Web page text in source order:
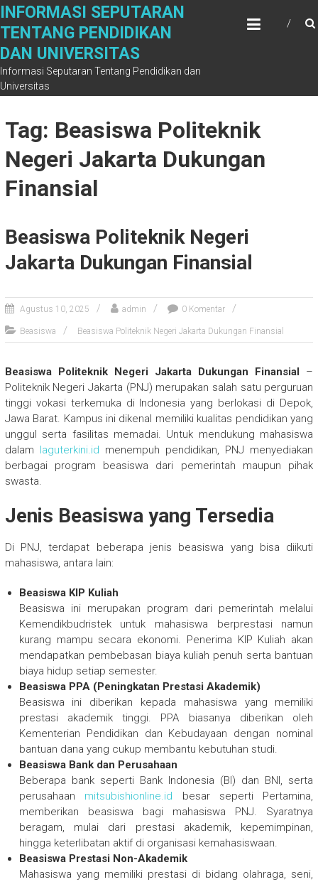
Skip
content
INFORMASI SEPUTARAN
TENTANG PENDIDIKAN
DAN UNIVERSITAS
Informasi Seputaran Tentang Pendidikan dan
Universitas
Tag: Beasiswa Politeknik
Negeri Jakarta Dukungan
Finansial
Beasiswa Politeknik Negeri
Jakarta Dukungan Finansial
Agustus 10, 2025 admin 0 Komentar
Beasiswa Beasiswa Politeknik Negeri Jakarta Dukungan Finansial
Beasiswa Politeknik Negeri Jakarta Dukungan Finansial –
Politeknik Negeri Jakarta (PNJ) merupakan salah satu perguruan
tinggi vokasi terkemuka di Indonesia yang berlokasi di Depok,
Jawa Barat. Kampus ini dikenal memiliki kualitas pendidikan yang
unggul serta fasilitas memadai. Untuk mendukung mahasiswa
dalam laguterkini.id menempuh pendidikan, PNJ menyediakan
berbagai program beasiswa dari pemerintah maupun pihak
swasta.
Jenis Beasiswa yang Tersedia
Di PNJ, terdapat beberapa jenis beasiswa yang bisa diikuti
mahasiswa, antara lain:
Beasiswa KIP Kuliah
Beasiswa ini merupakan program dari pemerintah melalui
Kemendikbudristek untuk mahasiswa berprestasi namun
kurang mampu secara ekonomi. Penerima KIP Kuliah akan
mendapatkan pembebasan biaya kuliah penuh serta bantuan
biaya hidup setiap semester.
Beasiswa PPA (Peningkatan Prestasi Akademik)
Beasiswa ini diberikan kepada mahasiswa yang memiliki
prestasi akademik tinggi. PPA biasanya diberikan oleh
Kementerian Pendidikan dan Kebudayaan dengan nominal
bantuan dana yang cukup membantu kebutuhan studi.
Beasiswa Bank dan Perusahaan
Beberapa bank seperti Bank Indonesia (BI) dan BNI, serta
perusahaan mitsubishionline.id besar seperti Pertamina,
memberikan beasiswa bagi mahasiswa PNJ. Syaratnya
beragam, mulai dari prestasi akademik, kepemimpinan,
hingga keterlibatan aktif di organisasi kemahasiswaan.
Beasiswa Prestasi Non-Akademik
Mahasiswa yang memiliki prestasi di bidang olahraga, seni,